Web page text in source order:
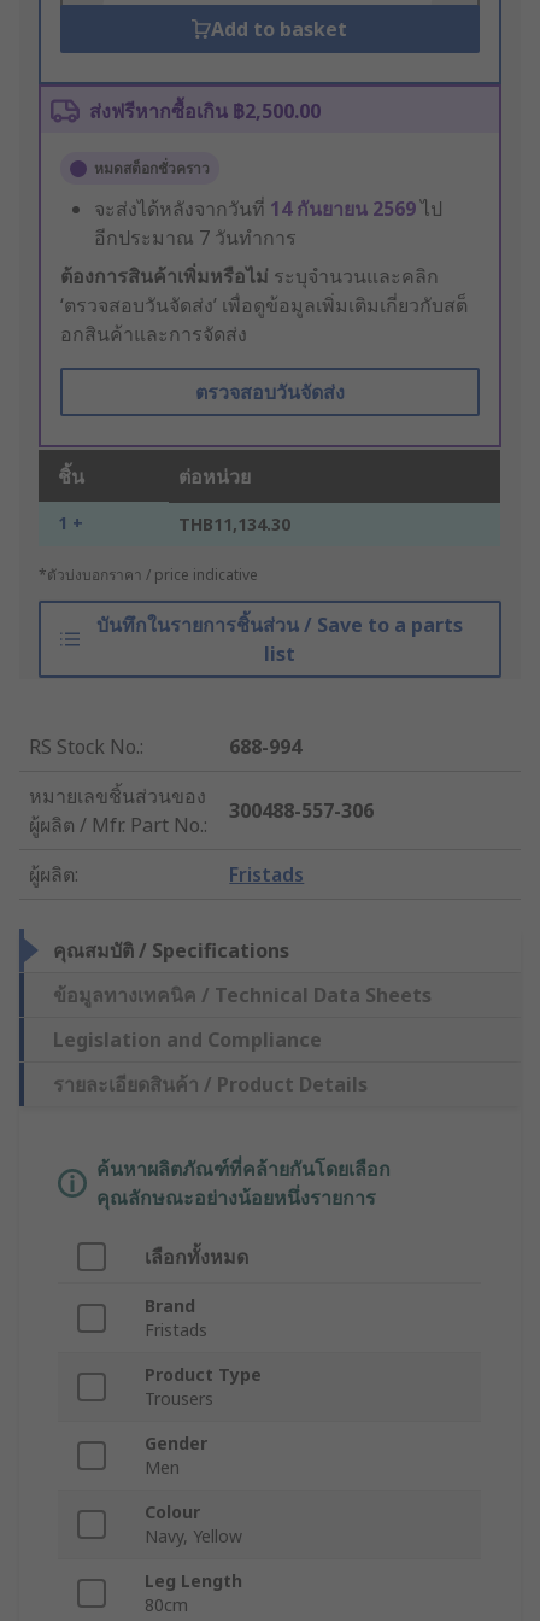
Add to basket
ส่งฟรีหากซื้อเกิน ฿2,500.00
หมดสต็อกชั่วคราว
จะส่งได้หลังจากวันที่ 14 กันยายน 2569ไป
อีกประมาณ 7 วันทำการ
ต้องการสินค้าเพิ่มหรือไม่ ระบุจำนวนและคลิก
‘ตรวจสอบวันจัดส่ง’ เพื่อดูข้อมูลเพิ่มเติมเกี่ยวกับสต็
อกสินค้าและการจัดส่ง
ตรวจสอบวันจัดส่ง
ชิ้น ต่อหน่วย
1 + THB11,134.30
*ตัวบ่งบอกราคา / price indicative
บันทึกในรายการชิ้นส่วน / Save to a parts
list
RS Stock No.:
688-994
หมายเลขชิ้นส่วนของ
ผู้ผลิต / Mfr. Part No.:
300488-557-306
ผู้ผลิต: Fristads
คุณสมบัติ / Specifications
ข้อมูลทางเทคนิค / Technical Data Sheets
Legislation and Compliance
รายละเอียดสินค้า / Product Details
ค้นหาผลิตภัณฑ์ที่คล้ายกันโดยเลือก
คุณลักษณะอย่างน้อยหนึ่งรายการ
เลือกทั้งหมด
Brand
Fristads
Product Type
Trousers
Gender
Men
Colour
Navy, Yellow
Leg Length
80cm